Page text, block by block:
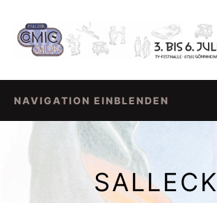
NAVIGATION EINBLENDEN
SALLECK